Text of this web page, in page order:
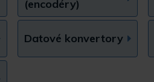
(encodéry)
Datové konvertory